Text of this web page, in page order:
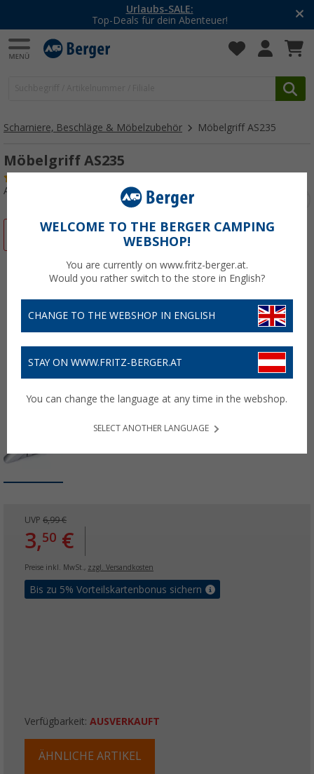
Urlaubs-SALE:
Top-Deals für dein Abenteuer!
Scharniere, Beschläge & Möbelzubehör Möbelgriff AS235
Möbelgriff AS235
Art.-Nr.: 259780
UVP 6,99 €
3,50 €
Preise inkl. MwSt., zzgl. Versandkosten
Bis zu 5% Vorteilskartenbonus sichern
Verfügbarkeit: AUSVERKAUFT
ÄHNLICHE ARTIKEL
WELCOME TO THE BERGER CAMPING
WEBSHOP!
You are currently on www.fritz-berger.at.
Would you rather switch to the store in English?
CHANGE TO THE WEBSHOP IN ENGLISH
STAY ON WWW.FRITZ-BERGER.AT
You can change the language at any time in the webshop.
SELECT ANOTHER LANGUAGE